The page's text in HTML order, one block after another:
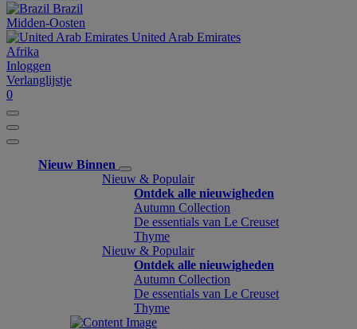
Brazil
Midden-Oosten
United Arab Emirates
Afrika
Inloggen
Verlanglijstje
0
Nieuw Binnen
Nieuw & Populair
Ontdek alle nieuwigheden
Autumn Collection
De essentials van Le Creuset
Thyme
Nieuw & Populair
Ontdek alle nieuwigheden
Autumn Collection
De essentials van Le Creuset
Thyme